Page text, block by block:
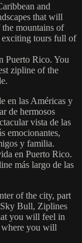
and
that will
mountains of
exciting tours full of
Puerto Rico. You
zipline of the
en las Américas y
de hermosos
vista de las
emocionantes,
y familia.
en Puerto Rico.
más largo de las
of the city, part
Bull, Ziplines
you will feel in
where you will